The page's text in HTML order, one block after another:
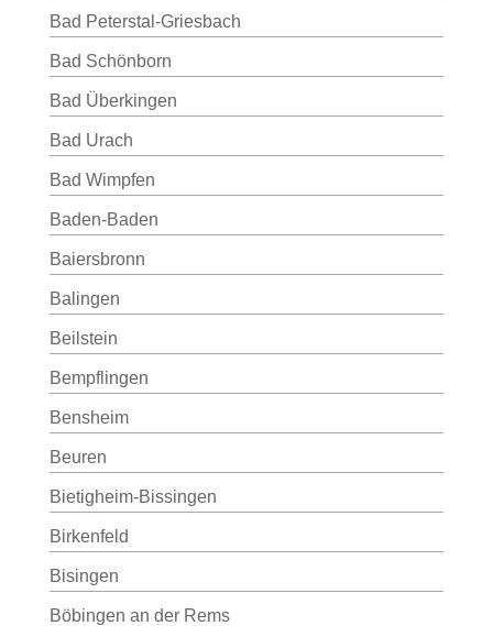
Bad Peterstal-Griesbach
Bad Schönborn
Bad Überkingen
Bad Urach
Bad Wimpfen
Baden-Baden
Baiersbronn
Balingen
Beilstein
Bempflingen
Bensheim
Beuren
Bietigheim-Bissingen
Birkenfeld
Bisingen
Böbingen an der Rems